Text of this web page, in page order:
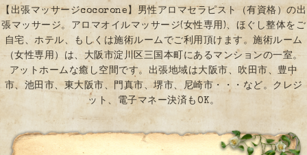
【出張マッサージcocorone】男性アロマセラピスト（有資格）の出
張マッサージ。アロマオイルマッサージ(女性専用)、ほぐし整体をご
自宅、ホテル、もしくは施術ルームでご利用頂けます。施術ルーム
（女性専用）は、大阪市淀川区三国本町にあるマンションの一室。
アットホームな癒し空間です。出張地域は大阪市、吹田市、豊中
市、池田市、東大阪市、門真市、堺市、尼崎市・・・など。クレジ
ット、電子マネー決済もOK。